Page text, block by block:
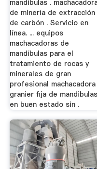
mandibulas .
de minería de extracción
de carbón . Servicio en
línea. ... equipos
machacadoras de
mandíbulas para el
tratamiento de rocas y
minerales de gran
profesional machacadora
granier fija de mandibulas
en buen estado sin .